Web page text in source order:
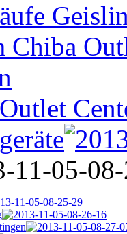
Chiba